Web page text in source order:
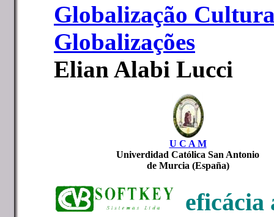
Globalização
Globalizações
Elian Alabi Lucci
U C A M
Univerdidad Católica San Antonio
de Murcia (España)
eficácia